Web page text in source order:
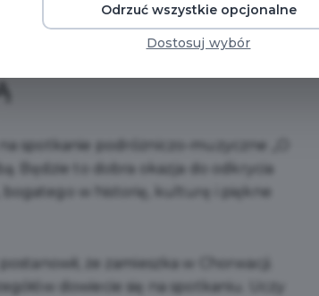
– SPOTKANIE
Z
spotkanie podróżniczo-muzyczne „O
Będzie to dobra okazja do odkrycia
w historię, kulturę i piękne
że zamieszka w Chorwacji.
dowiecie się na spotkaniu. Uczy
Odrzuć wszystkie opcjonalne
Dostosuj wybór